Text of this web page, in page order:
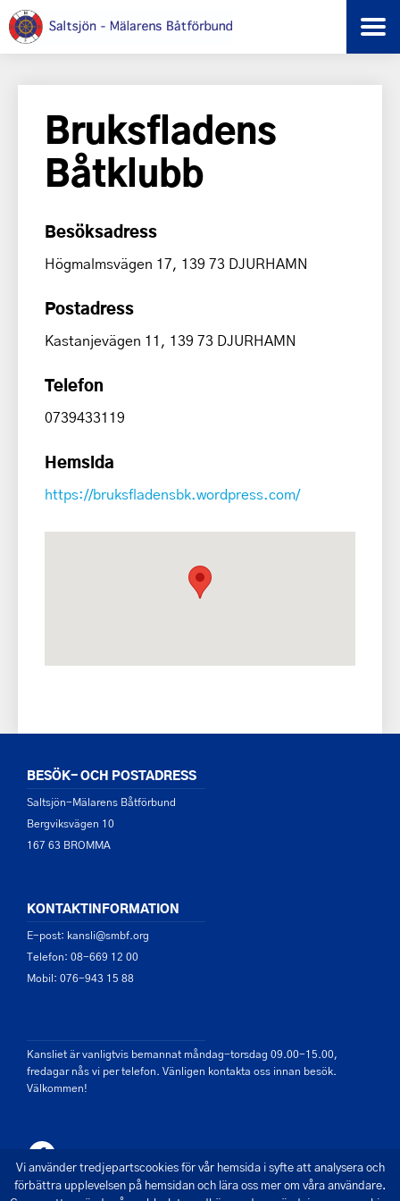
Bruksfladens
Båtklubb
Besöksadress
Högmalmsvägen 17, 139 73 DJURHAMN
Postadress
Kastanjevägen 11, 139 73 DJURHAMN
Telefon
0739433119
Hemsida
https://bruksfladensbk.wordpress.com/
BESÖK- OCH POSTADRESS
Saltsjön-Mälarens Båtförbund
Bergviksvägen 10
167 63 BROMMA
KONTAKTINFORMATION
E-post: kansli@smbf.org
Telefon: 08-669 12 00
Mobil: 076-943 15 88
Kansliet är vanligtvis bemannat måndag-torsdag 09.00-15.00,
fredagar nås vi per telefon. Vänligen kontakta oss innan besök.
Välkommen!
Vi använder tredjepartscookies för vår hemsida i syfte att analysera och
förbättra upplevelsen på hemsidan och lära oss mer om våra användare.